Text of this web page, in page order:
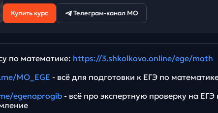
Купить курс Телеграм-канал МО
по математике: https://3.shkolkovo.online/ege/math
MO_EGE - всё для подготовки к ЕГЭ по
egenaprogib - всё про экспертную проверку на ЕГЭ